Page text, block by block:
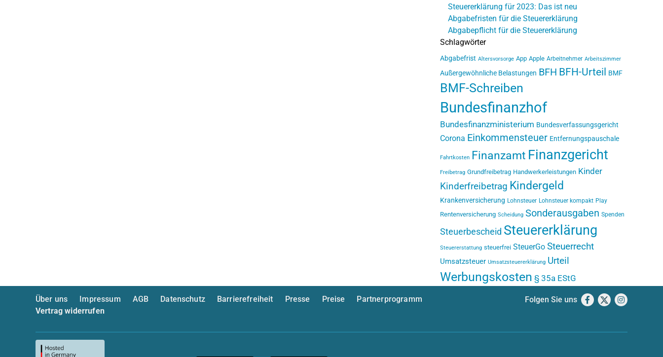
Steuererklärung für 2023: Das ist neu
Abgabefristen für die Steuererklärung
Abgabepflicht für die Steuererklärung
Schlagwörter
Abgabefrist Altersvorsorge App Apple Arbeitnehmer Arbeitszimmer
Außergewöhnliche Belastungen BFH BFH-Urteil BMF
BMF-Schreiben
Bundesfinanzhof
Bundesfinanzministerium Bundesverfassungsgericht
Corona Einkommensteuer Entfernungspauschale
Fahrtkosten Finanzamt Finanzgericht
Freibetrag Grundfreibetrag Handwerkerleistungen Kinder
Kinderfreibetrag Kindergeld
Krankenversicherung Lohnsteuer Lohnsteuer kompakt Play
Rentenversicherung Scheidung Sonderausgaben Spenden
Steuerbescheid Steuererklärung
Steuererstattung steuerfrei SteuerGo Steuerrecht
Umsatzsteuer Umsatzsteuererklärung Urteil
Werbungskosten § 35a EStG
Über uns Impressum AGB Datenschutz Barrierefreiheit Presse Preise
Partnerprogramm
Vertrag widerrufen
Folgen Sie uns Facebook
X Instagram